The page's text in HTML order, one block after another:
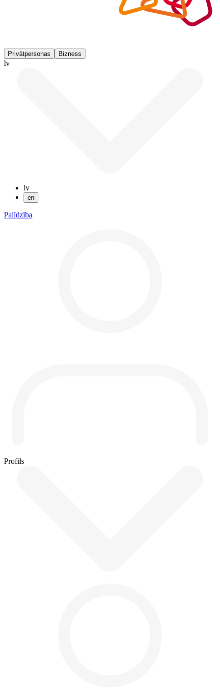
Privātpersonas Bizness
lv
lv
en
Palīdzība
Profils